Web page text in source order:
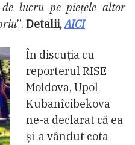
de lucru pe piețele altor
”. Detalii,AICI
În discuția cu
reporterul RISE
Moldova, Upol
Kubanîcibekova
ne-a declarat că ea
și-a vândut cota